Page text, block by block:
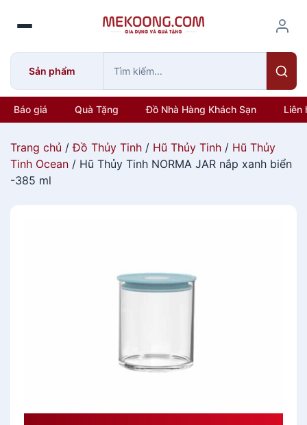
o
Sản phẩm
Báo giá Quà Tặng Đồ Nhà Hàng Khách Sạn Liên
Trang chủ /Đồ Thủy Tinh / Hũ Thủy Tinh / Hũ Thủy
Tinh Ocean / Hũ Thủy Tinh NORMA JAR nắp xanh biển
-385 ml